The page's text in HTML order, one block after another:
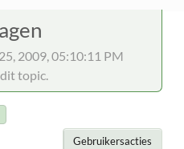
2009, 05:10:11 PM
topic.
Gebruikersacties